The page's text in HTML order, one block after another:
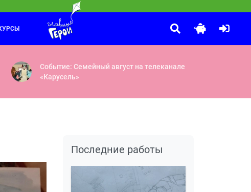
— Не надо бояться
Песенки Фортуны
Симбиоз
Событие: Семейный август на телеканале
«Карусель»
Последние работы